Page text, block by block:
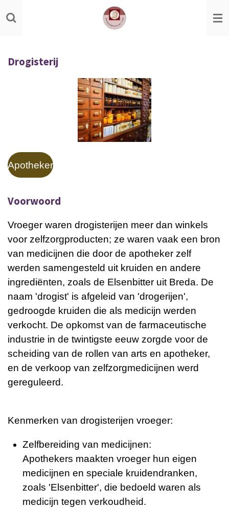
Ga
direct
hoofdinhoud
Drogisterij
Apotheker
Voorwoord
Vroeger waren drogisterijen meer dan winkels
voor zelfzorgproducten; ze waren vaak een bron
van medicijnen die door de apotheker zelf
werden samengesteld uit kruiden en andere
ingrediënten, zoals de Elsenbitter uit Breda. De
naam 'drogist' is afgeleid van 'drogerijen',
gedroogde kruiden die als medicijn werden
verkocht. De opkomst van de farmaceutische
industrie in de twintigste eeuw zorgde voor de
scheiding van de rollen van arts en apotheker,
en de verkoop van zelfzorgmedicijnen werd
gereguleerd.
Kenmerken van drogisterijen vroeger:
Zelfbereiding van medicijnen:
Apothekers maakten vroeger hun eigen
medicijnen en speciale kruidendranken,
zoals 'Elsenbitter', die bedoeld waren als
medicijn tegen verkoudheid.